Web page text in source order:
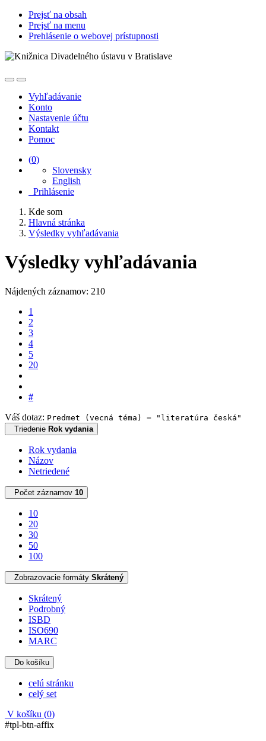
Prejsť na obsah
Prejsť na menu
Prehlásenie o webovej prístupnosti
Vyhľadávanie
Konto
Nastavenie účtu
Kontakt
Pomoc
(0)
Slovensky
English
Prihlásenie
Kde som
Hlavná stránka
Výsledky vyhľadávania
Výsledky vyhľadávania
Nájdených záznamov: 210
1
2
3
4
5
20
#
Váš dotaz: Predmet (vecná téma) = "literatúra česká"
Triedenie Rok vydania
Rok vydania
Názov
Netriedené
Počet záznamov 10
10
20
30
50
100
Zobrazovacie formáty Skrátený
Skrátený
Podrobný
ISBD
ISO690
MARC
Do košíku
celú stránku
celý set
V košíku (0)
#tpl-btn-affix